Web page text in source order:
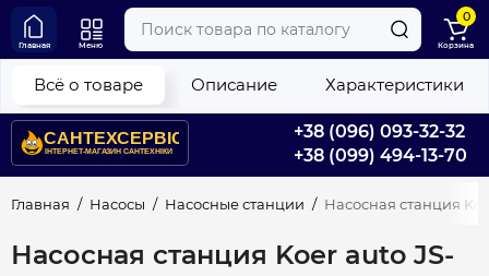
+38 (096) 093-32-32
+38 (099) 494-13-70
Главная Меню
0
Корзина
Главная Насосы Насосные станции Насосная станция
Насосная станция Koer auto JS-
Всё о товаре Описание Характеристики